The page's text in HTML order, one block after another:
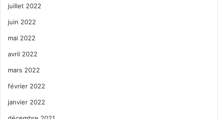
juillet 2022
juin 2022
mai 2022
avril 2022
mars 2022
février 2022
janvier 2022